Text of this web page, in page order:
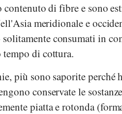
di fibre e sono
meridionale e
consumati in
di cottura.
più sono saporite perché
conservate le
piatta e rotonda